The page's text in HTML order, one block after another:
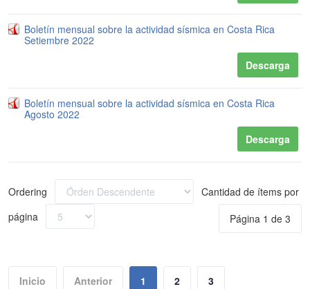
Boletín mensual sobre la actividad sísmica en Costa Rica
Setiembre 2022
Descarga
Boletín mensual sobre la actividad sísmica en Costa Rica
Agosto 2022
Descarga
Ordering
Cantidad de ítems por
página
Página 1 de 3
Inicio Anterior 1 2 3